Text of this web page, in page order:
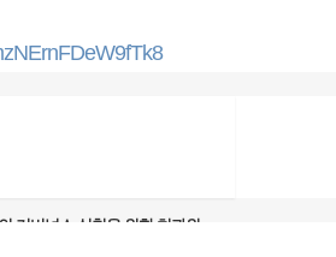
거버넌스 실천을 위한 치과위